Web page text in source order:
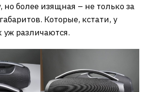
но более изящная – не только за
Которые, кстати, у
уж различаются.